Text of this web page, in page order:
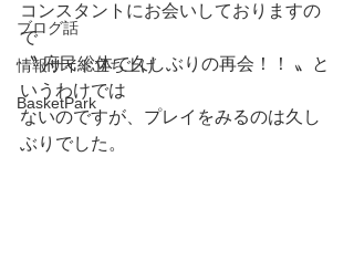
ブログ話
情報サイト立ち上げ
BasketPark
コンスタントにお会いしておりますの
で
〝 府民総体で久しぶりの再会！！ 〟と
いうわけでは
ないのですが、プレイをみるのは久し
ぶりでした。